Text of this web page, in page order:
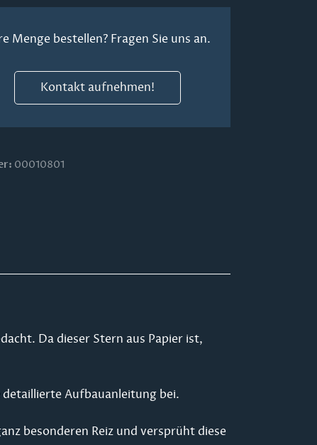
Menge bestellen? Fragen Sie uns an.
Kontakt aufnehmen!
00010801
Da dieser Stern aus Papier ist,
Aufbauanleitung bei.
besonderen Reiz und versprüht diese